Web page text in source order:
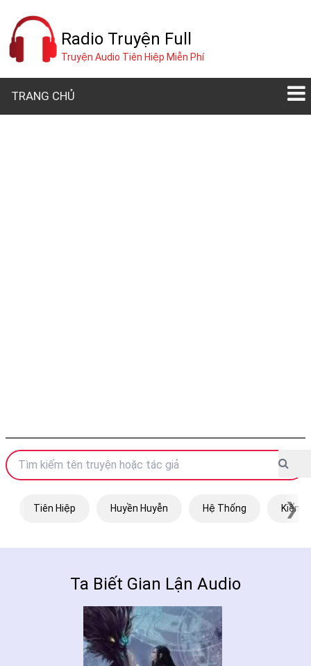
Radio Truyện Full
Truyện Audio Tiên Hiệp Miễn Phí
TRANG CHỦ
Tiên Hiệp Huyền Huyễn Hệ Thống Kiếm
❯
Ta Biết Gian Lận Audio